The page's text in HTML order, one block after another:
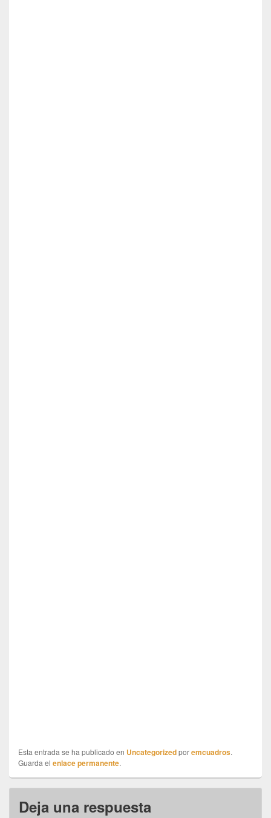
Esta entrada se ha publicado en Uncategorizedporemcuadros.
Guarda el enlace permanente.
Deja una respuesta